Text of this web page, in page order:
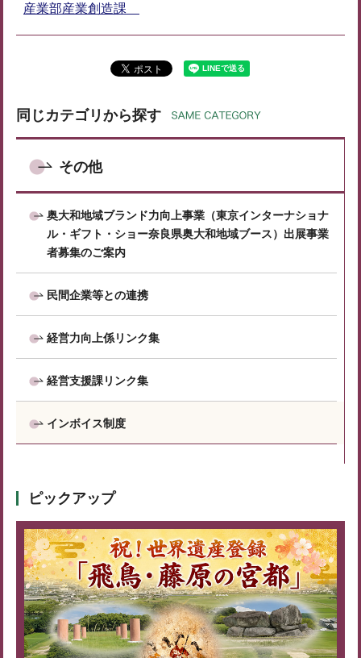
産業部産業創造課
同じカテゴリから探す
その他
奥大和地域ブランド力向上事業（東京インターナショナ
ル・ギフト・ショー奈良県奥大和地域ブース）出展事業
者募集のご案内
民間企業等との連携
経営力向上係リンク集
経営支援課リンク集
インボイス制度
ピックアップ